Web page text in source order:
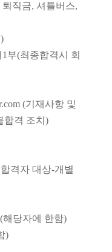
직금, 셔틀버스,
부(최종합격시 회
(기재사항 및
합격 조치)
격자 대상-개별
해당자에 한함)
)